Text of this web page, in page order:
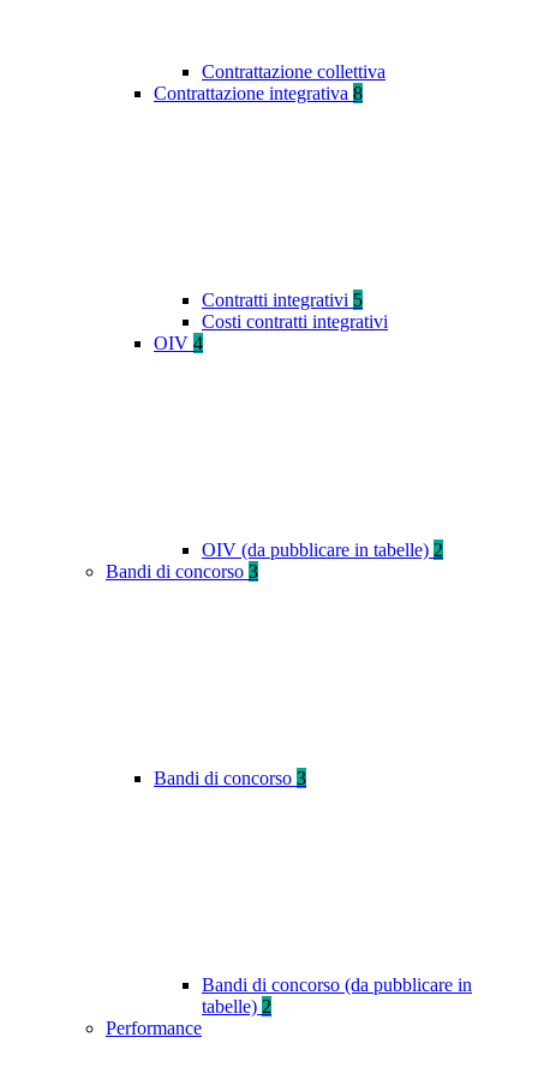
Contrattazione collettiva
Contrattazione integrativa 8
Contratti integrativi 5
Costi contratti integrativi
OIV 4
OIV (da pubblicare in tabelle) 2
Bandi di concorso 3
Bandi di concorso 3
Bandi di concorso (da pubblicare in
tabelle) 2
Performance